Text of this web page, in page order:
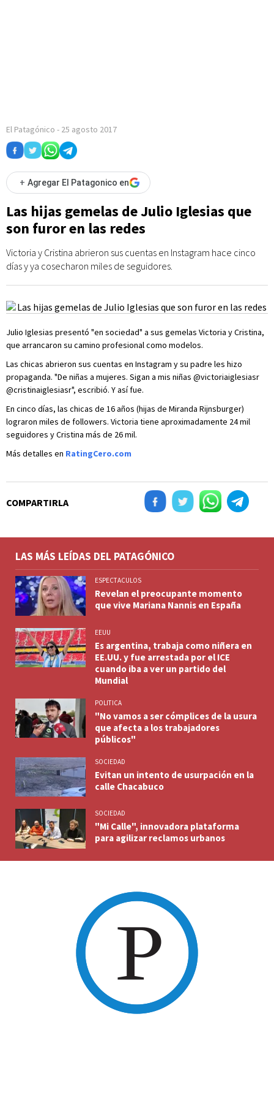
El Patagónico - 25 agosto 2017
+ Agregar El Patagonico en
Las hijas gemelas de Julio Iglesias que
son furor en las redes
Victoria y Cristina abrieron sus cuentas en Instagram hace cinco
días y ya cosecharon miles de seguidores.
Julio Iglesias presentó "en sociedad" a sus gemelas Victoria y Cristina,
que arrancaron su camino profesional como modelos.
Las chicas abrieron sus cuentas en Instagram y su padre les hizo
propaganda. "De niñas a mujeres. Sigan a mis niñas @victoriaiglesiasr
@cristinaiglesiasr", escribió. Y así fue.
En cinco días, las chicas de 16 años (hijas de Miranda Rijnsburger)
lograron miles de followers. Victoria tiene aproximadamente 24 mil
seguidores y Cristina más de 26 mil.
Más detalles en RatingCero.com
COMPARTIRLA
LAS MÁS LEÍDAS DEL PATAGÓNICO
ESPECTACULOS
Revelan el preocupante momento
que vive Mariana Nannis en España
EEUU
Es argentina, trabaja como niñera en
EE.UU. y fue arrestada por el ICE
cuando iba a ver un partido del
Mundial
POLITICA
"No vamos a ser cómplices de la usura
que afecta a los trabajadores
públicos"
SOCIEDAD
Evitan un intento de usurpación en la
calle Chacabuco
SOCIEDAD
"Mi Calle", innovadora plataforma
para agilizar reclamos urbanos